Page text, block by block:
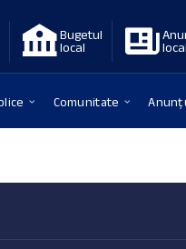
Bugetul
local
Comunitate